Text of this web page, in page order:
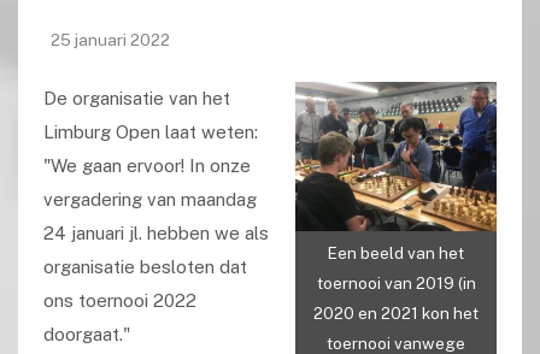
25 januari 2022
Een beeld van het
toernooi van 2019 (in
2020 en 2021 kon het
toernooi vanwege
De organisatie van het
Limburg Open laat weten:
"We gaan ervoor! In onze
vergadering van maandag
24 januari jl. hebben we als
organisatie besloten dat
ons toernooi 2022
doorgaat."